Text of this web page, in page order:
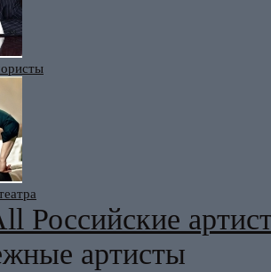
Российские
артисты